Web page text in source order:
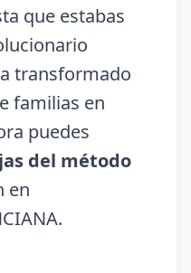
que estabas
transformado
familias en
puedes
del método
en